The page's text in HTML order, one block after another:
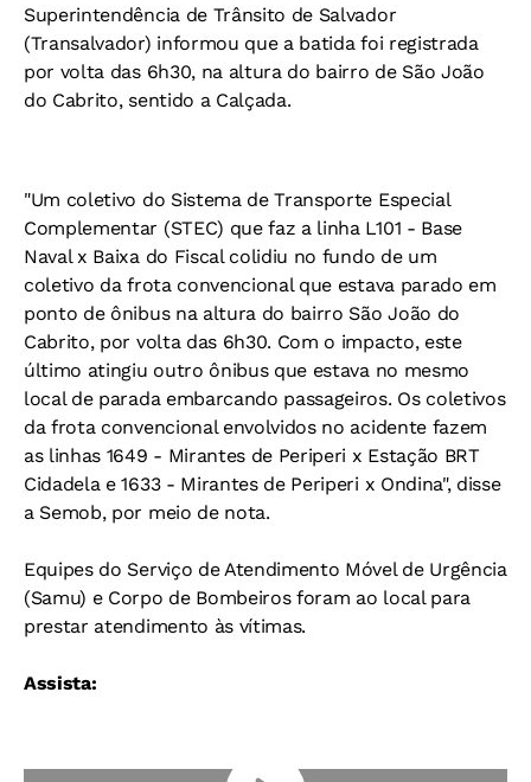
Superintendência de Trânsito de Salvador
(Transalvador) informou que a batida foi registrada
por volta das 6h30, na altura do bairro de São João
do Cabrito, sentido a Calçada.
"Um coletivo do Sistema de Transporte Especial
Complementar (STEC) que faz a linha L101 - Base
Naval x Baixa do Fiscal colidiu no fundo de um
coletivo da frota convencional que estava parado em
ponto de ônibus na altura do bairro São João do
Cabrito, por volta das 6h30. Com o impacto, este
último atingiu outro ônibus que estava no mesmo
local de parada embarcando passageiros. Os coletivos
da frota convencional envolvidos no acidente fazem
as linhas 1649 - Mirantes de Periperi x Estação BRT
Cidadela e 1633 - Mirantes de Periperi x Ondina", disse
a Semob, por meio de nota.
Equipes do Serviço de Atendimento Móvel de Urgência
(Samu) e Corpo de Bombeiros foram ao local para
prestar atendimento às vítimas.
Assista: